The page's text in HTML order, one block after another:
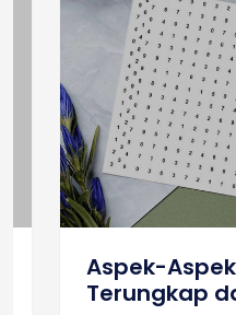
Aspek-Aspek
Terungkap